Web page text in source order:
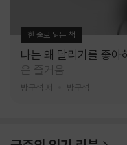
한 줄로 읽는 책
나는 왜 달리기를 좋아
은 즐거움
방구석 저 방구석